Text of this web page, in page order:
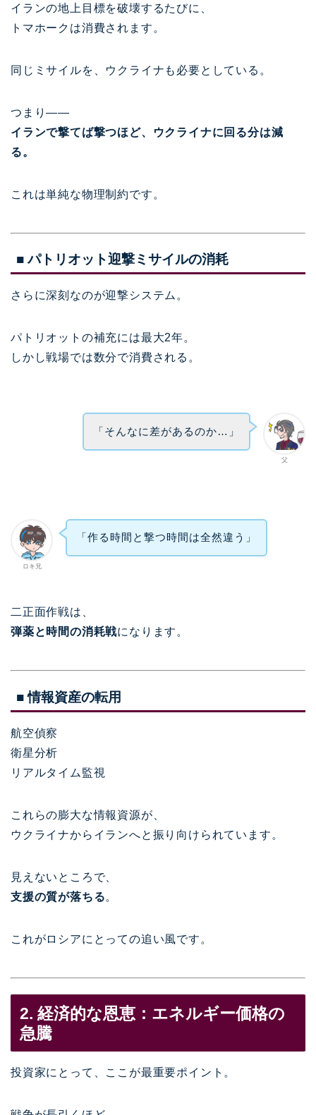
イランの地上目標を破壊するたびに、
トマホークは消費されます。
同じミサイルを、ウクライナも必要としている。
つまり――
イランで撃てば撃つほど、ウクライナに回る分は減
る。
これは単純な物理制約です。
■ パトリオット迎撃ミサイルの消耗
さらに深刻なのが迎撃システム。
パトリオットの補充には最大2年。
しかし戦場では数分で消費される。
父
「そんなに差があるのか…」
ロキ兄
「作る時間と撃つ時間は全然違う」
二正面作戦は、
弾薬と時間の消耗戦になります。
■ 情報資産の転用
航空偵察
衛星分析
リアルタイム監視
これらの膨大な情報資源が、
ウクライナからイランへと振り向けられています。
見えないところで、
支援の質が落ちる。
これがロシアにとっての追い風です。
2. 経済的な恩恵：エネルギー価格の
急騰
投資家にとって、ここが最重要ポイント。